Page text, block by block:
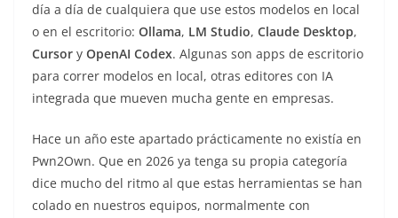
día a día de cualquiera que use estos modelos en local
o en el escritorio: Ollama, LM Studio, Claude Desktop,
Cursor y OpenAI Codex. Algunas son apps de escritorio
para correr modelos en local, otras editores con IA
integrada que mueven mucha gente en empresas.
Hace un año este apartado prácticamente no existía en
Pwn2Own. Que en 2026 ya tenga su propia categoría
dice mucho del ritmo al que estas herramientas se han
colado en nuestros equipos, normalmente con